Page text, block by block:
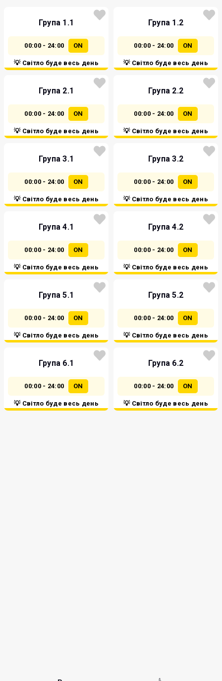
Група 1.1
00:00 - 24:00 ON
💡 Світло буде весь день
Група 1.2
00:00 - 24:00 ON
💡 Світло буде весь день
Група 2.1
00:00 - 24:00 ON
💡 Світло буде весь день
Група 2.2
00:00 - 24:00 ON
💡 Світло буде весь день
Група 3.1
00:00 - 24:00 ON
💡 Світло буде весь день
Група 3.2
00:00 - 24:00 ON
💡 Світло буде весь день
Група 4.1
00:00 - 24:00 ON
💡 Світло буде весь день
Група 4.2
00:00 - 24:00 ON
💡 Світло буде весь день
Група 5.1
00:00 - 24:00 ON
💡 Світло буде весь день
Група 5.2
00:00 - 24:00 ON
💡 Світло буде весь день
Група 6.1
00:00 - 24:00 ON
💡 Світло буде весь день
Група 6.2
00:00 - 24:00 ON
💡 Світло буде весь день